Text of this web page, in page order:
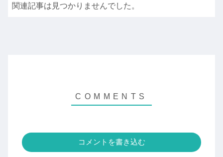
関連記事は見つかりませんでした。
コメントを書き込む